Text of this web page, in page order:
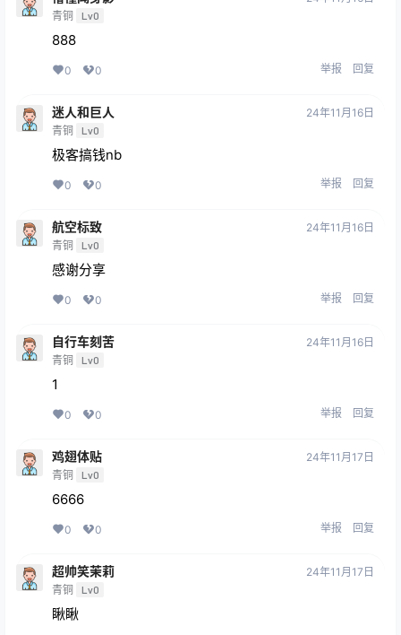
青铜 Lv0
888
0 0 举报 回复
迷人和巨人
青铜 Lv0
24年11月16日
极客搞钱nb
0 0 举报 回复
航空标致
青铜 Lv0
24年11月16日
感谢分享
0 0 举报 回复
自行车刻苦
青铜 Lv0
24年11月16日
1
0 0 举报 回复
鸡翅体贴
青铜 Lv0
24年11月17日
6666
0 0 举报 回复
超帅笑茉莉
青铜 Lv0
24年11月17日
瞅瞅